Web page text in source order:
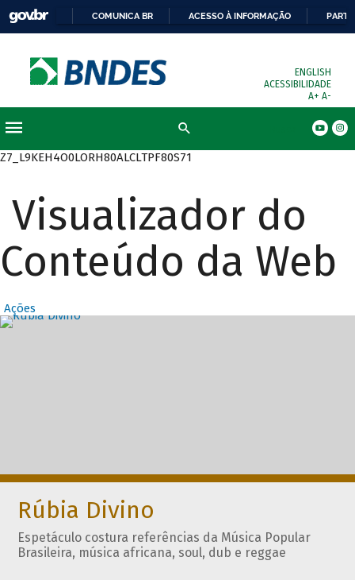
COMUNICA BR ACESSO À INFORMAÇÃO
ENGLISH
ACESSIBILIDADE
A+ A-
Z7_L9KEH4O0LORH80ALCLTPF80S71
Visualizador do
Conteúdo da Web
Ações
Destaques
Rúbia Divino
Espetáculo costura referências da Música Popular
Brasileira, música africana, soul, dub e reggae